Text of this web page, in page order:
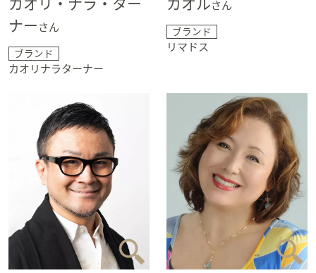
ナー さん
ブランド
カオリナラターナー
さん
ブランド
リマドス